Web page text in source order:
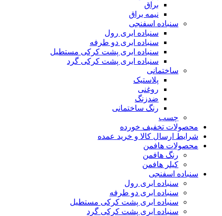
براق
نیمه براق
سنباده اسفنجی
سنباده ابری رول
سنباده ابری دو طرفه
سنباده ابری پشت کرکی مستطیل
سنباده ابری پشت کرکی گرد
ساختمانی
پلاستیک
روغنی
ضدزنگ
رنگ ساختمانی
چسب
محصولات تخفیف خورده
شرایط ارسال کالا و خرید عمده
محصولات هافمن
رنگ هافمن
کیلر هافمن
سنباده اسفنجی
سنباده ابری رول
سنباده ابری دو طرفه
سنباده ابری پشت کرکی مستطیل
سنباده ابری پشت کرکی گرد